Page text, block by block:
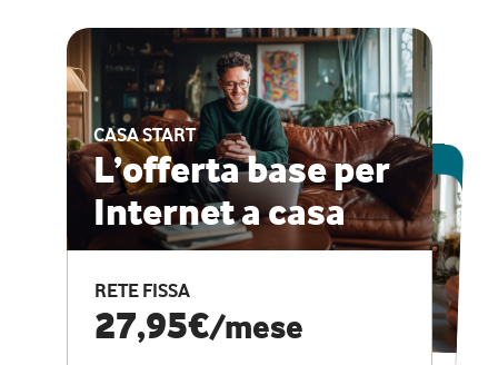
CASA START
L’offerta base per
Internet a casa
RETE FISSA
27,95€/mese
ESCLUSIVA ONLINE
CASA PRO
Internet veloce e
vantaggi speciali